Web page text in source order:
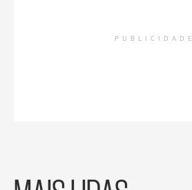
PUBLICIDADE